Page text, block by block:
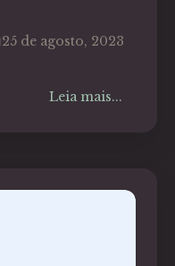
25 de agosto, 2023
Leia mais...